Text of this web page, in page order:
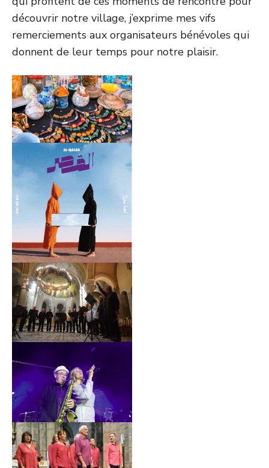
découvrir notre village, j’exprime mes vifs
remerciements aux organisateurs bénévoles qui
donnent de leur temps pour notre plaisir.